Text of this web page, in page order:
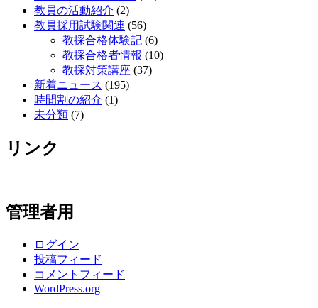
教員の活動紹介 (2)
教員採用試験関連 (56)
教採合格体験記 (6)
教採合格者情報 (10)
教採対策講座 (37)
新着ニュース (195)
時間割の紹介 (1)
未分類 (7)
リンク
管理者用
ログイン
投稿フィード
コメントフィード
WordPress.org